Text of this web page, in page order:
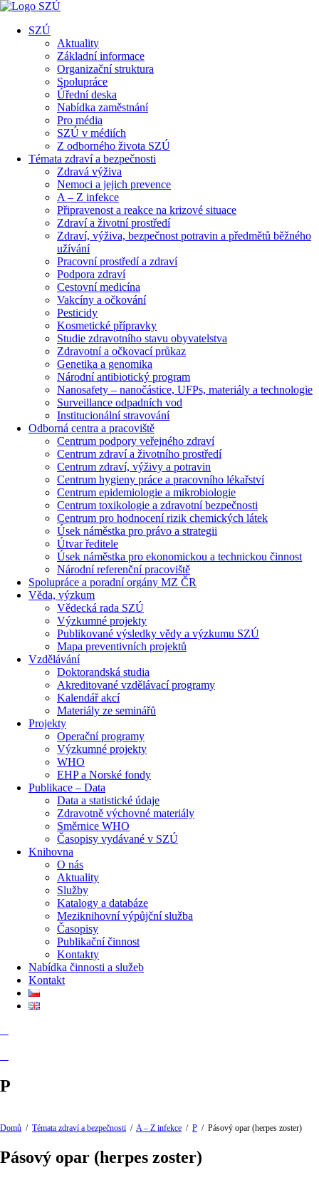
SZÚ
Aktuality
Základní informace
Organizační struktura
Spolupráce
Úřední deska
Nabídka zaměstnání
Pro média
SZÚ v médiích
Z odborného života SZÚ
Témata zdraví a bezpečnosti
Zdravá výživa
Nemoci a jejich prevence
A – Z infekce
Připravenost a reakce na krizové situace
Zdraví a životní prostředí
Zdraví, výživa, bezpečnost potravin a předmětů běžného
užívání
Pracovní prostředí a zdraví
Podpora zdraví
Cestovní medicína
Vakcíny a očkování
Pesticidy
Kosmetické přípravky
Studie zdravotního stavu obyvatelstva
Zdravotní a očkovací průkaz
Genetika a genomika
Národní antibiotický program
Nanosafety – nanočástice, UFPs, materiály a technologie
Surveillance odpadních vod
Institucionální stravování
Odborná centra a pracoviště
Centrum podpory veřejného zdraví
Centrum zdraví a životního prostředí
Centrum zdraví, výživy a potravin
Centrum hygieny práce a pracovního lékařství
Centrum epidemiologie a mikrobiologie
Centrum toxikologie a zdravotní bezpečnosti
Centrum pro hodnocení rizik chemických látek
Úsek náměstka pro právo a strategii
Útvar ředitele
Úsek náměstka pro ekonomickou a technickou činnost
Národní referenční pracoviště
Spolupráce a poradní orgány MZ ČR
Věda, výzkum
Vědecká rada SZÚ
Výzkumné projekty
Publikované výsledky vědy a výzkumu SZÚ
Mapa preventivních projektů
Vzdělávání
Doktorandská studia
Akreditované vzdělávací programy
Kalendář akcí
Materiály ze seminářů
Projekty
Operační programy
Výzkumné projekty
WHO
EHP a Norské fondy
Publikace – Data
Data a statistické údaje
Zdravotně výchovné materiály
Směrnice WHO
Časopisy vydávané v SZÚ
Knihovna
O nás
Aktuality
Služby
Katalogy a databáze
Meziknihovní výpůjční služba
Časopisy
Publikační činnost
Kontakty
Nabídka činnosti a služeb
Kontakt
P
Domů / Témata zdraví a bezpečnosti / A – Z infekce / P / Pásový opar (herpes zoster)
Pásový opar (herpes zoster)